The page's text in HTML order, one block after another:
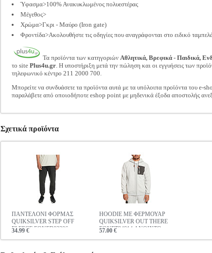
Ύφασμα>100% Ανακυκλωμένος πολυεστέρας
Μέγεθος>
Χρώμα>Γκρι - Μαύρο (Iron gate)
Φροντίδα>Ακολουθήστε τις οδηγίες που αναγράφονται στο ειδικό
Τα προϊόντα των κατηγοριών Αθλητικά, Βρεφικά - Παιδικά,
το site Plus4u.gr. Η υποστήριξη μετά την πώληση και οι εγγυήσεις των
τηλεφωνικό κέντρο 211 2000 700.
Μπορείτε να συνδυάσετε τα προϊόντα αυτά με τα υπόλοιπα προϊόντα του e-
παραλάβετε από οποιοδήποτε eshop point με μηδενικά έξοδα αποστολής
Σχετικά προϊόντα
ΠΑΝΤΕΛΟΝΙ ΦΟΡΜΑΣ
QUIKSILVER STEP OFF
FLEECE EQYFB03306
34.99 €
HOODIE ΜΕ ΦΕΡΜΟΥΑΡ
QUIKSILVER OUT THERE
EQYFT04814 ΑΝΟΙΧΤΟ
57.00 €